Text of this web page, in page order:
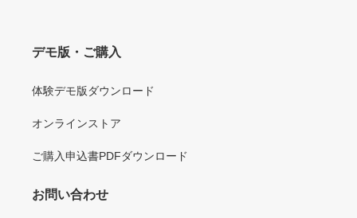
デモ版・ご購入
体験デモ版ダウンロード
オンラインストア
ご購入申込書PDFダウンロード
お問い合わせ